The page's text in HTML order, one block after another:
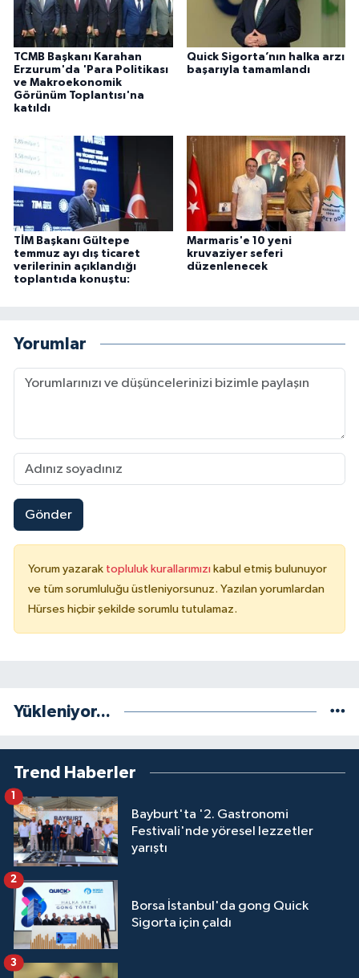
TCMB Başkanı Karahan
Erzurum'da 'Para Politikası
ve Makroekonomik
Görünüm Toplantısı'na
katıldı
Quick Sigorta’nın halka arzı
başarıyla tamamlandı
TİM Başkanı Gültepe
temmuz ayı dış ticaret
verilerinin açıklandığı
toplantıda konuştu:
Marmaris'e 10 yeni
kruvaziyer seferi
düzenlenecek
Yorumlar
Gönder
Yorum yazarak topluluk kurallarımızı kabul etmiş bulunuyor
ve tüm sorumluluğu üstleniyorsunuz. Yazılan yorumlardan
Hürses hiçbir şekilde sorumlu tutulamaz.
Yükleniyor...
Trend Haberler
Bayburt'ta '2. Gastronomi
Festivali'nde yöresel lezzetler
yarıştı
1
Borsa İstanbul'da gong Quick
Sigorta için çaldı
2
3